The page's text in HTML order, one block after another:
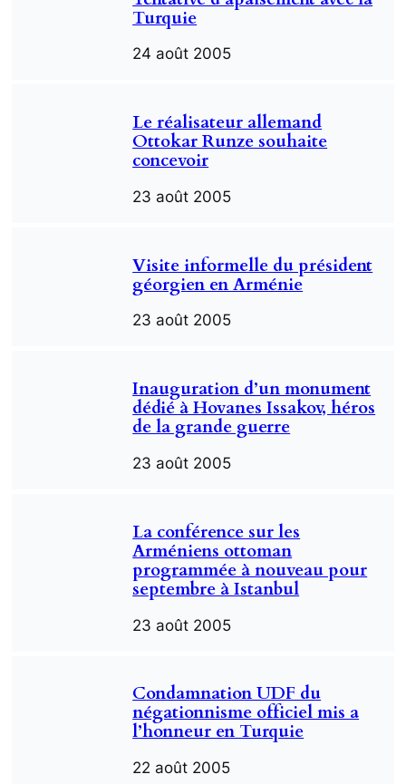
Turquie
24 août 2005
Le réalisateur allemand
Ottokar Runze souhaite
concevoir
23 août 2005
Visite informelle du président
géorgien en Arménie
23 août 2005
Inauguration d’un monument
dédié à Hovanes Issakov, héros
de la grande guerre
23 août 2005
La conférence sur les
Arméniens ottoman
programmée à nouveau pour
septembre à Istanbul
23 août 2005
Condamnation UDF du
négationnisme officiel mis a
l’honneur en Turquie
22 août 2005